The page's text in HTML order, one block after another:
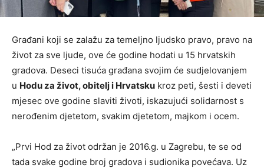
Građani koji se zalažu za temeljno ljudsko pravo, pravo na
život za sve ljude, ove će godine hodati u 15 hrvatskih
gradova. Deseci tisuća građana svojim će sudjelovanjem
u Hodu za život, obitelj i Hrvatsku kroz peti, šesti i deveti
mjesec ove godine slaviti životi, iskazujući solidarnost s
nerođenim djetetom, svakim djetetom, majkom i ocem.
„Prvi Hod za život održan je 2016.g. u Zagrebu, te se od
tada svake godine broj gradova i sudionika povećava. Uz